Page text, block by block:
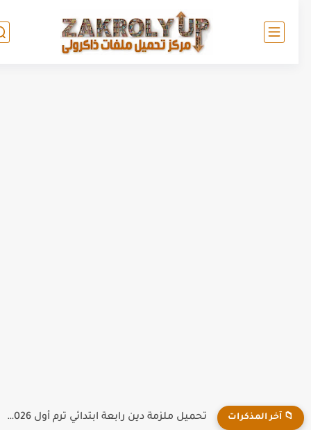
📁 آخر المذكرات تحميل ملزمة دين رابعة ابتدائي ترم أول 2026 PDF